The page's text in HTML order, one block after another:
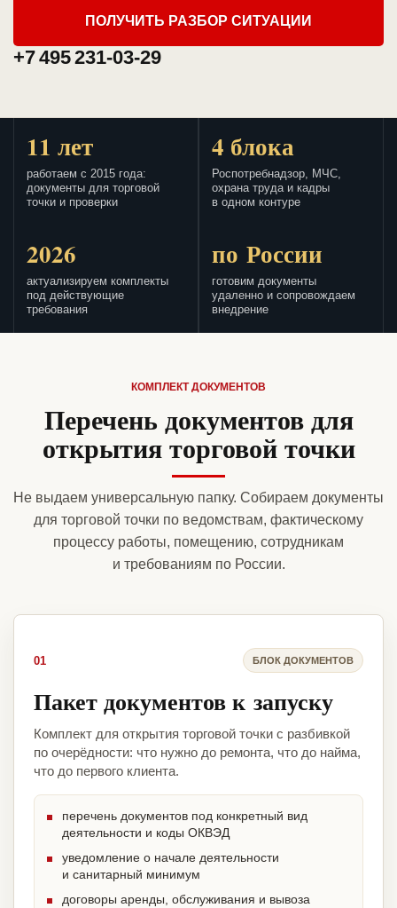
ПОЛУЧИТЬ РАЗБОР СИТУАЦИИ
+7 495 231-03-29
11 лет
работаем с 2015 года:
документы для торговой
точки и проверки
4 блока
Роспотребнадзор, МЧС,
охрана труда и кадры
в одном контуре
2026
актуализируем комплекты
под действующие
требования
по России
готовим документы
удаленно и сопровождаем
внедрение
КОМПЛЕКТ ДОКУМЕНТОВ
Перечень документов для
открытия торговой точки
Не выдаем универсальную папку. Собираем документы
для торговой точки по ведомствам, фактическому
процессу работы, помещению, сотрудникам
и требованиям по России.
01 БЛОК ДОКУМЕНТОВ
Пакет документов к запуску
Комплект для открытия торговой точки с разбивкой
по очерёдности: что нужно до ремонта, что до найма,
что до первого клиента.
перечень документов под конкретный вид
деятельности и коды ОКВЭД
уведомление о начале деятельности
и санитарный минимум
договоры аренды, обслуживания и вывоза